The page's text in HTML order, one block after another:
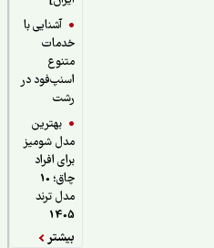
آشنایی با
خدمات
اسنپ‌فود در
بهترین
مدل شومیز
برای افراد
چاق؛ 10
مدل ترند